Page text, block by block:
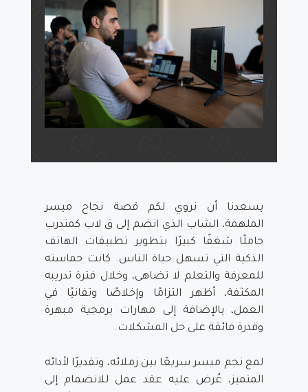
يسعدنا أن نروي لكم قصة نجاح ميسر
الملهمة، الشاب الذي انضم إلى ق لاب كمتدرب
حاملًا شغفًا كبيرًا بتطوير تطبيقات الهاتف
الذكية التي تسهل حياة الناس. كانت حماسته
للمعرفة والتعلم لا تضاهى، وخلال فترة تدريبه
المكثفة، أظهر التزامًا وإخلاصًا وتفانيًا في
العمل، بالإضافة إلى مهارات برمجية مبهرة
وقدرة فائقة على حل المشكلات.
لمع نجم ميسر سريعًا بين زملائه، وتقديرًا لأدائه
المتميز، عُرض عليه عقد عمل للانضمام إلى